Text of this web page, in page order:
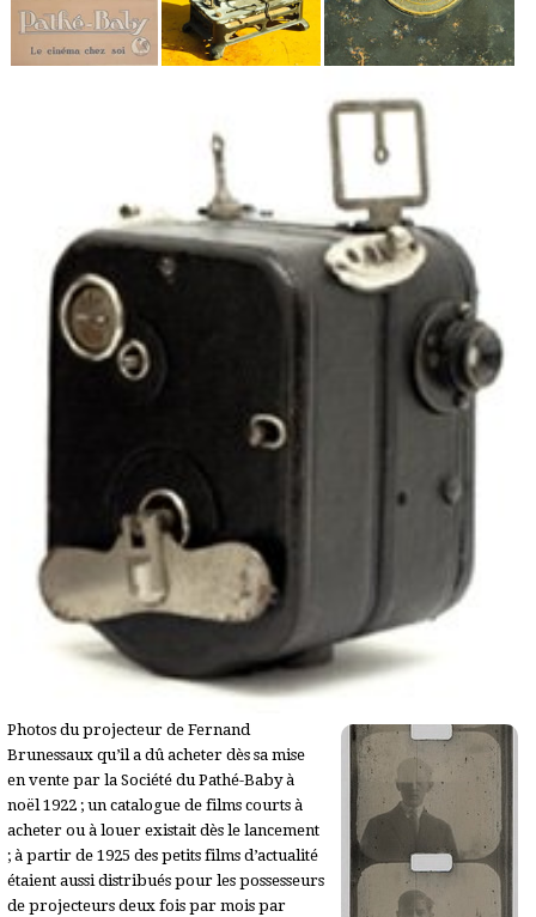
Photos du projecteur de Fernand
Brunessaux qu’il a dû acheter dès sa mise
en vente par la Société du Pathé-Baby à
noël 1922 ; un catalogue de films courts à
acheter ou à louer existait dès le lancement
; à partir de 1925 des petits films d’actualité
étaient aussi distribués pour les possesseurs
de projecteurs deux fois par mois par